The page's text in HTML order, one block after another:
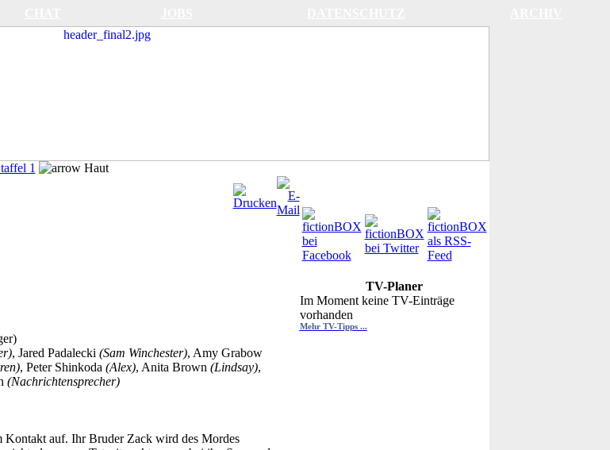
1
Haut
, Jared Padalecki (Sam Winchester), Amy Grabow
, Peter Shinkoda (Alex), Anita Brown (Lindsay),
(Nachrichtensprecher)
auf. Ihr Bruder Zack wird des Mordes
TV-Planer
Im Moment keine TV-Einträge
vorhanden
Mehr TV-Tipps ...